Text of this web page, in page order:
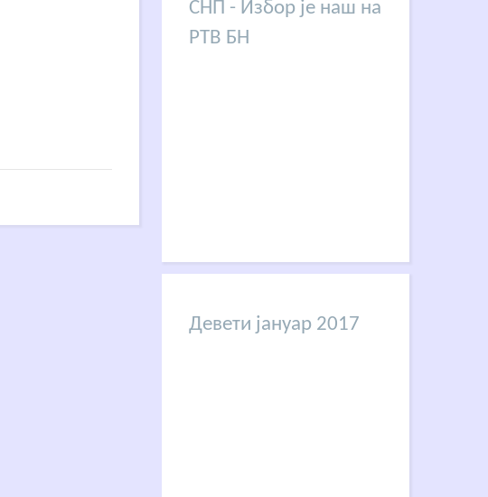
СНП - Избор је наш на
РТВ БН
Девети јануар 2017